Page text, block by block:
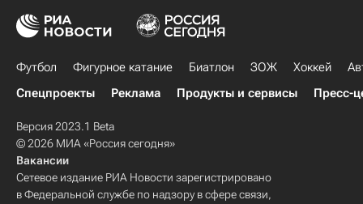
Футбол Фигурное катание Биатлон ЗОЖ Хоккей
Спецпроекты
Реклама Продукты и сервисы Пресс-
Версия 2023.1 Beta
© 2026 МИА «Россия сегодня»
Вакансии
Сетевое издание РИА Новости зарегистрировано
в Федеральной службе по надзору в сфере связи,